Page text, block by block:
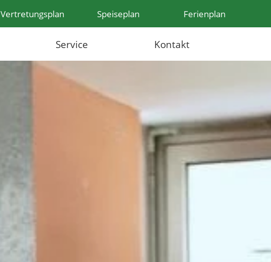
Vertretungsplan Speiseplan Ferienplan
Service Kontakt